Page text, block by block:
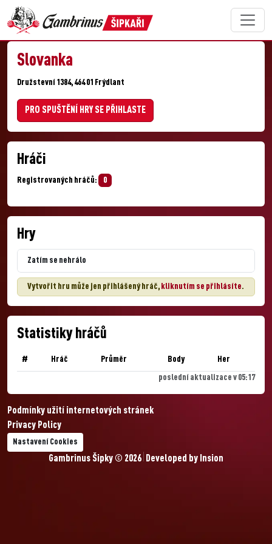
Slovanka
Družstevní 1384, 464 01 Frýdlant
PRO SPUŠTĚNÍ HRY SE PŘIHLASTE
Hráči
Registrovaných hráčů: 0
Hry
Zatím se nehrálo
Vytvořit hru může jen přihlášený hráč, kliknutím se přihlásíte.
Statistiky hráčů
# Hráč Průměr Body Her
poslední aktualizace v 05:17
Podmínky užití internetových stránek
Privacy Policy
Nastavení Cookies
Gambrinus Šipky © 2026 Developed by Insion